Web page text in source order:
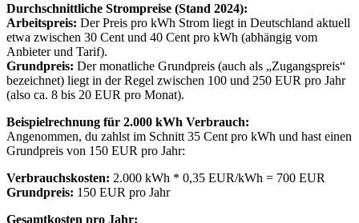
Durchschnittliche Strompreise (Stand 2024):
Arbeitspreis: Der Preis pro kWh Strom liegt in Deutschland aktuell
etwa zwischen 30 Cent und 40 Cent pro kWh (abhängig vom
Anbieter und Tarif).
Grundpreis: Der monatliche Grundpreis (auch als „Zugangspreis“
bezeichnet) liegt in der Regel zwischen 100 und 250 EUR pro Jahr
(also ca. 8 bis 20 EUR pro Monat).
Beispielrechnung für 2.000 kWh Verbrauch:
Angenommen, du zahlst im Schnitt 35 Cent pro kWh und hast einen
Grundpreis von 150 EUR pro Jahr:
Verbrauchskosten: 2.000 kWh * 0,35 EUR/kWh = 700 EUR
Grundpreis: 150 EUR pro Jahr
Gesamtkosten pro Jahr: